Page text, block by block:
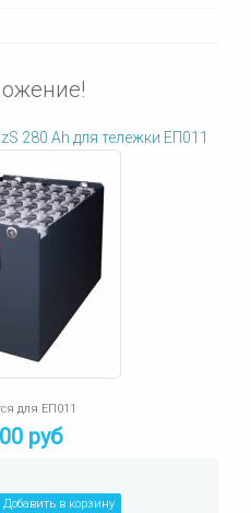
280 Ah для тележки ЕП011
для ЕП011
руб
Добавить в корзину